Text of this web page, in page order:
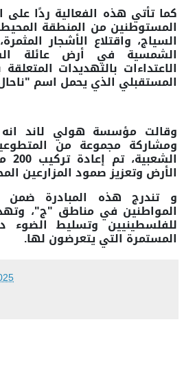
كما تأتي هذه الفعالية ردًا على
المستوطنين من المنطقة
السياج، واقتلاع الأشجار
الشمسية في أرض عائلة
الاعتداءات بالتهديدات
المستقبلي الذي يحمل اسم
وقالت مؤسسة هولي لاند
ومشاركة مجموعة من
الأرض وتعزيز صمود المزارعين
و تندرج هذه المبادرة
المواطنين في مناطق "ج"،
للفلسطينيين وتسليط الضوء
المستمرة التي يتعرضون لها.